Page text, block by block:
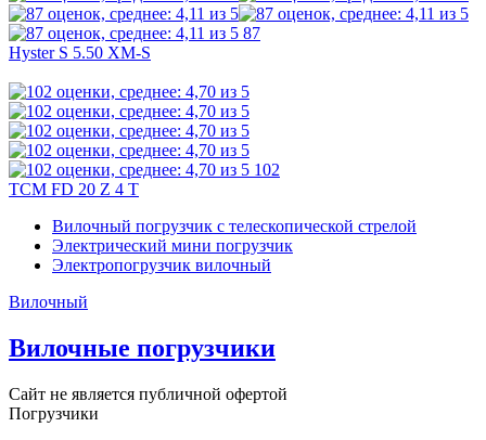
87
Hyster S 5.50 XM-S
102
TCM FD 20 Z 4 T
Вилочный погрузчик с телескопической стрелой
Электрический мини погрузчик
Электропогрузчик вилочный
Вилочный
Вилочные погрузчики
Сайт не является публичной офертой
Погрузчики